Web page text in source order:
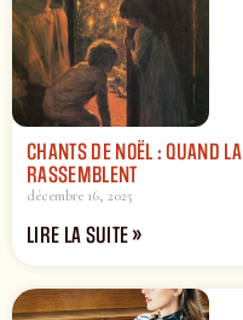
CHANTS DE NOËL : QUAND
RASSEMBLENT
décembre 16, 2025
LIRE LA SUITE »